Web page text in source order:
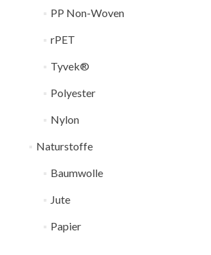
PP Non-Woven
rPET
Tyvek®
Polyester
Nylon
Naturstoffe
Baumwolle
Jute
Papier